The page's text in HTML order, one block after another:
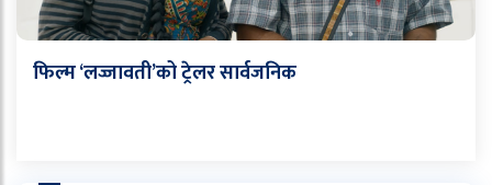
फिल्म ‘लज्जावती’को ट्रेलर सार्वजनिक